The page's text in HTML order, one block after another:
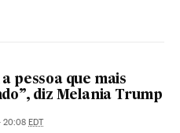
pessoa que mais
diz Melania Trump
20:08 EDT